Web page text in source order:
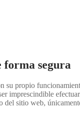
forma segura
su propio
imprescindible
sitio web,